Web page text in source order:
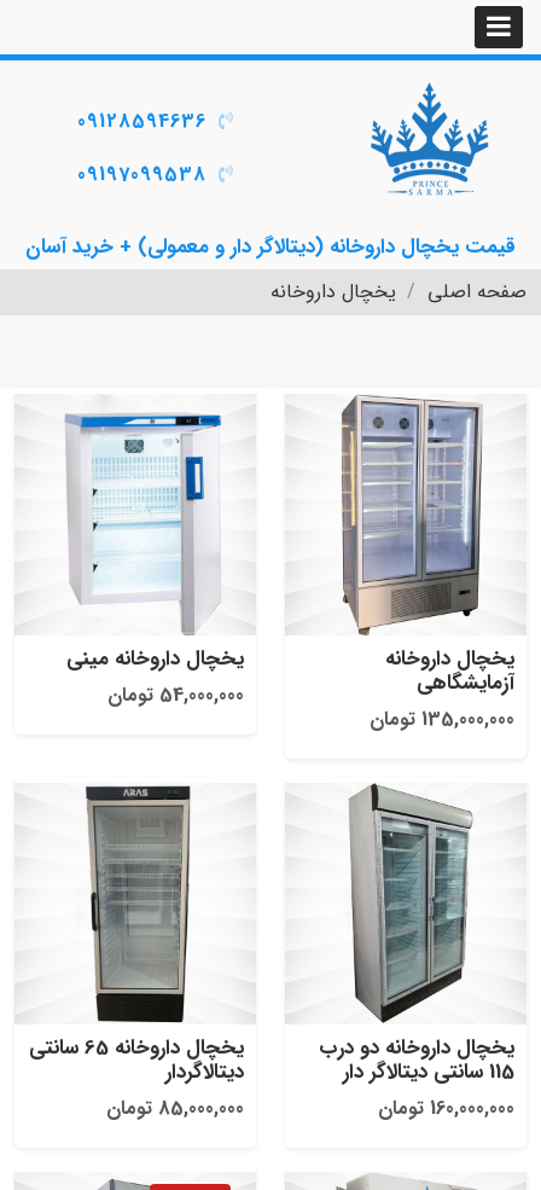
قیمت یخچال داروخانه (دیتالاگر دار و معمولی) + خرید آسان
09128594636
09197099538
صفحه اصلی یخچال داروخانه
یخچال داروخانه
آزمایشگاهی
135,000,000 تومان
یخچال داروخانه مینی
54,000,000 تومان
یخچال داروخانه دو درب
115 سانتی دیتالاگر دار
160,000,000 تومان
یخچال داروخانه 65 سانتی
دیتالاگردار
85,000,000 تومان